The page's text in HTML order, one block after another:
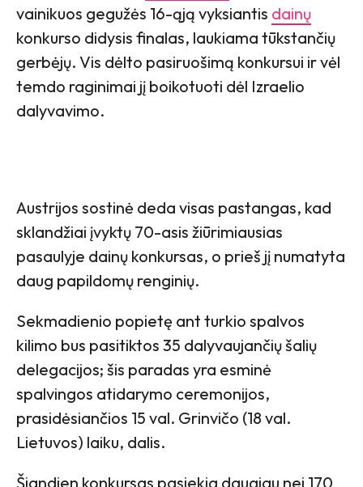
vainikuos gegužės 16-ąją vyksiantis dainų
konkurso didysis finalas, laukiama tūkstančių
gerbėjų. Vis dėlto pasiruošimą konkursui ir vėl
temdo raginimai jį boikotuoti dėl Izraelio
dalyvavimo.
Austrijos sostinė deda visas pastangas, kad
sklandžiai įvyktų 70-asis žiūrimiausias
pasaulyje dainų konkursas, o prieš jį numatyta
daug papildomų renginių.
Sekmadienio popietę ant turkio spalvos
kilimo bus pasitiktos 35 dalyvaujančių šalių
delegacijos; šis paradas yra esminė
spalvingos atidarymo ceremonijos,
prasidėsiančios 15 val. Grinvičo (18 val.
Lietuvos) laiku, dalis.
Šiandien konkursas pasiekia daugiau nei 170